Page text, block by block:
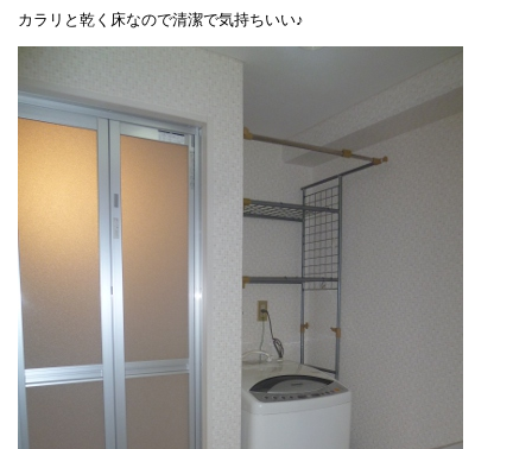
カラリと乾く床なので清潔で気持ちいい♪